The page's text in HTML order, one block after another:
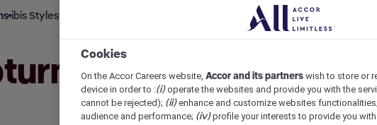
ibis Styles São Paulo Barra Funda, São Paulo, Brazil REF110389M
| Ibis Styles
Cookies
On the Accor Careers website, Accor and its partners wish to store or
device in order to :(i)operate the websites and provide you with the
cannot be rejected); (ii)enhance and customize websites functionalities;
audience and performance; (iv)profile your interests to provide you